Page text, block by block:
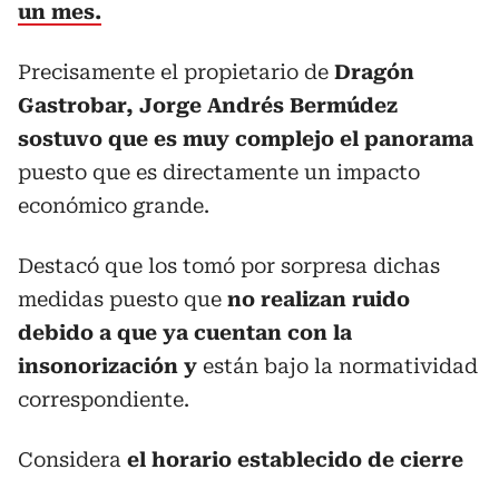
un mes.
Precisamente el propietario de Dragón
Gastrobar, Jorge Andrés Bermúdez
sostuvo que es muy complejo el panorama
puesto que es directamente un impacto
económico grande.
Destacó que los tomó por sorpresa dichas
medidas puesto que no realizan ruido
debido a que ya cuentan con la
insonorización y están bajo la normatividad
correspondiente.
Considera el horario establecido de cierre